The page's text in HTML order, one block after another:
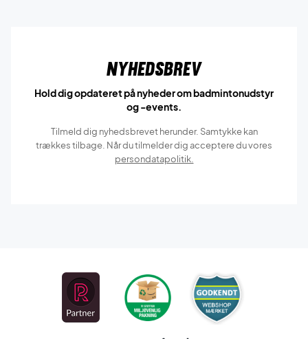
Nyhedsbrev
Hold dig opdateret på nyheder om badmintonudstyr
og -events.
Tilmeld dig nyhedsbrevet herunder. Samtykke kan
trækkes tilbage. Når du tilmelder dig acceptere du vores
persondatapolitik.